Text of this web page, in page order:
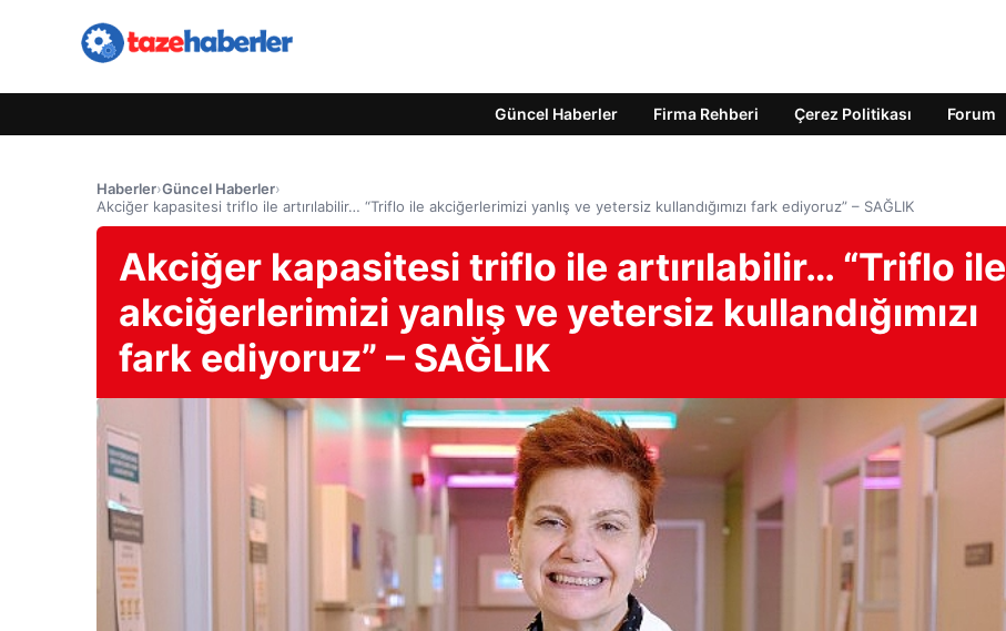
Güncel Haberler Firma Rehberi Çerez Politikası Forum
Haberler›Güncel Haberler›
Akciğer kapasitesi triflo ile artırılabilir… “Triflo ile akciğerlerimizi yanlış ve yetersiz kullandığımızı fark ediyoruz” – SAĞLIK
Akciğer kapasitesi triflo ile artırılabilir… “Triflo ile
akciğerlerimizi yanlış ve yetersiz kullandığımızı
fark ediyoruz” – SAĞLIK